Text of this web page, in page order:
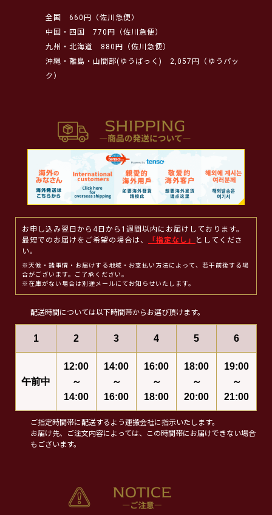
全国
660円（佐川急便）
中国・四国
770円（佐川急便）
九州・北海道
880円（佐川急便）
沖縄・離島・山間部(ゆうぱっく)
2,057円（ゆうパッ
ク）
お申し込み翌日から4日から1週間以内にお届けしております。
最短でのお届けをご希望の場合は、
「指定なし」
としてくださ
い。
※天候・諸事情・お届けする地域・お支払い方法によって、若干前後する場
合がございます。ご了承ください。
※在庫がない場合は別途メールにてお知らせいたします。
配送時間については以下時間帯からお選び頂けます。
1 2 3 4 5 6
午前中
12:00
～
14:00
14:00
～
16:00
16:00
～
18:00
18:00
～
20:00
19:00
～
21:00
ご指定時間帯に配送するよう運搬会社に指示いたします。
お届け先、ご注文内容によっては、この時間帯にお届けできない場合
もございます。